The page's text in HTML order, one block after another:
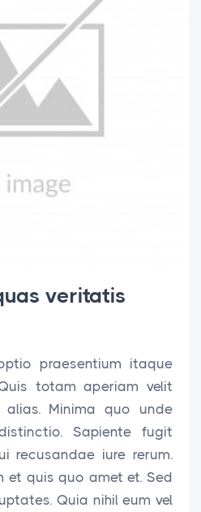
veritatis
praesentium itaque
totam aperiam velit
Minima quo unde
Sapiente fugit
recusandae iure rerum.
et quis quo amet et. Sed
Quia nihil eum vel